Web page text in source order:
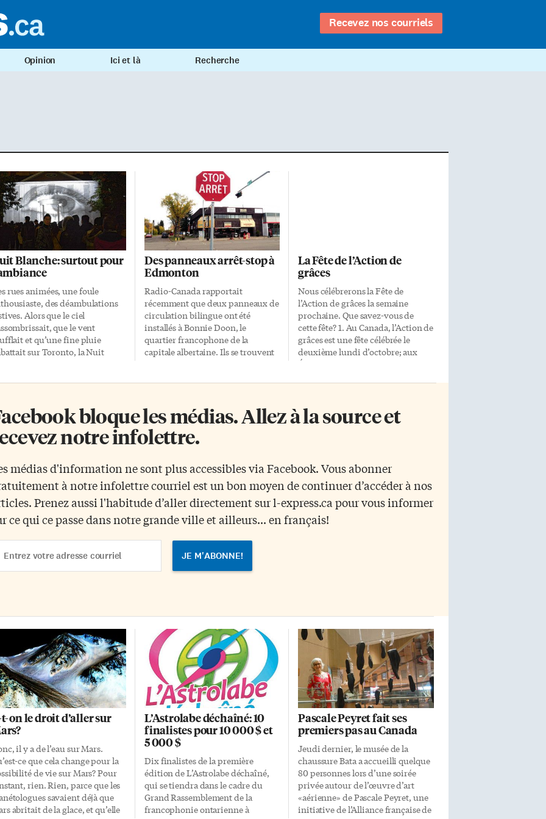
Recevez nos courriels
Opinion Ici et là Recherche
Blanche: surtout pour
rues animées, une foule
des déambulations
Alors que le ciel
que le vent
et qu’une fine pluie
sur Toronto, la Nuit
générale ou pour l’art
Cette
culturelle, initiée à
autres villes. Souvent
parfois
les œuvres forcent
l’imagination et
Et en laissent
et interloqués plus
suscité le plus d’entrain. À
[…]
Des panneaux arrêt-stop à
Edmonton
Radio-Canada rapportait
récemment que deux panneaux de
circulation bilingue ont été
installés à Bonnie Doon, le
quartier francophone de la
capitale albertaine. Ils se trouvent
quartier francophone, par ailleurs
situé dans la circonscription de la
nouvelle première ministre de la
vingtaine de panneaux arrêt-stop
sont prévus à long terme. Ils seront
financés au coût de 4000 $ par
l’association du quartier
francophone d’Edmonton.
La Fête de l’Action de
grâces
Nous célébrerons la Fête de
l’Action de grâces la semaine
prochaine. Que savez-vous de
cette fête? 1. Au Canada, l’Action de
grâces est une fête célébrée le
deuxième lundi d’octobre; aux
États-Unis, la fête a lieu en
première Action de grâces au
Canada est un congé civil qui a
du Prince de Galles et futur roi… a)
Édouard VII b) Georges V c)
Édouard VIII 3. Vrai ou Faux.
Après la Première Guerre
mondiale, […]
bloque les médias. Allez à la source et
notre infolettre.
médias d'information ne sont plus accessibles via Facebook. Vous abonner
à notre infolettre courriel est un bon moyen de continuer d’accéder à nos
Prenez aussi l'habitude d’aller directement sur l-express.ca pour vous informer
ce qui ce passe dans notre grande ville et ailleurs... en français!
on le droit d’aller sur
il y a de l’eau sur Mars.
ce que cela change pour la
de vie sur Mars? Pour
rien. Rien, parce que les
savaient déjà que
abritait de la glace, et qu’elle
L’Astrolabe déchaîné: 10
finalistes pour 10 000 $ et
5 000 $
Dix finalistes de la première
édition de L’Astrolabe déchaîné,
qui se tiendra dans le cadre du
Grand Rassemblement de la
francophonie ontarienne à
Pascale Peyret fait ses
premiers pas au Canada
Jeudi dernier, le musée de la
chaussure Bata a accueilli quelque
80 personnes lors d’une soirée
privée autour de l’œuvre d’art
«aérienne» de Pascale Peyret, une
initiative de l’Alliance française de